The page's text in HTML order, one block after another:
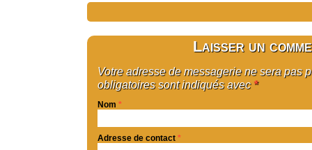
Laisser un
Votre adresse de messagerie ne sera pas
obligatoires sont indiqués avec *
Nom *
Adresse de contact *